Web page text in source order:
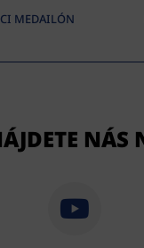
MEDAILÓN
NÁS